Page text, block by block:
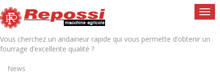
Vous cherchez un andaineur rapide qui vous permette d’obtenir un
fourrage d’excellente qualité ?
News